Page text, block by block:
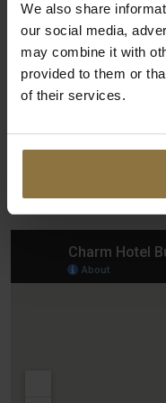
We also share
our social media,
may combine it with
provided to them or
of their services.
+36 1 815 1041
Karte und
Auf der interaktiven
den genauen